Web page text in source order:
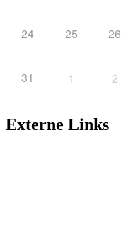
24 25 26
31 1 2
Externe Links